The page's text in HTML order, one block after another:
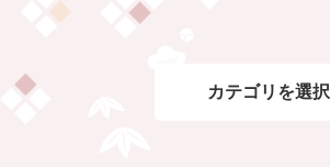
カテゴリを選択